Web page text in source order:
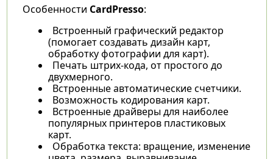
Особенности CardPresso:
Встроенный графический редактор
(помогает создавать дизайн карт,
обработку фотографии для карт).
Печать штрих-кода, от простого до
двухмерного.
Встроенные автоматические счетчики.
Возможность кодирования карт.
Встроенные драйверы для наиболее
популярных принтеров пластиковых
карт.
Обработка текста: вращение, изменение